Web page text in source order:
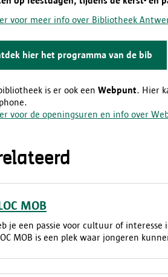
voor meer info over Bibliotheek
hier het programma van de bib
is er ook een Webpunt. Hier
voor de openingsuren en info over
MOB
je een passie voor cultuur of interesse
MOB is een plek waar jongeren